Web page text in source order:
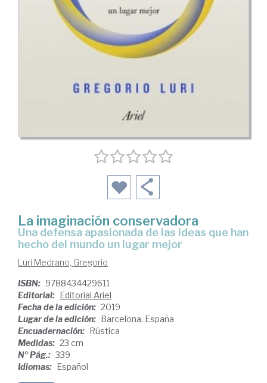
La imaginación conservadora
una defensa apasionada de las ideas que han
hecho del mundo un lugar mejor
Luri Medrano, Gregorio
ISBN: 9788434429611
Editorial: Editorial Ariel
Fecha de la edición: 2019
Lugar de la edición: Barcelona. España
Encuadernación: Rústica
Medidas: 23 cm
Nº Pág.: 339
Idiomas: Español